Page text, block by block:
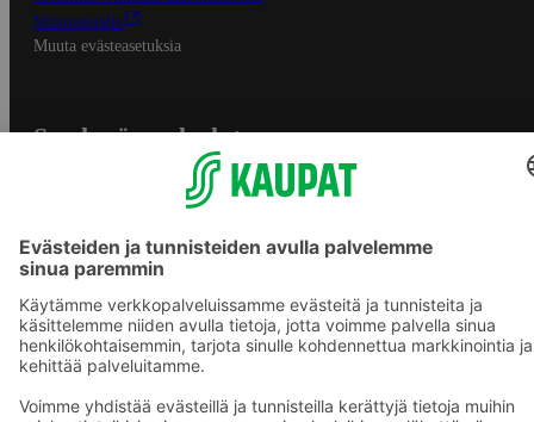
Mainostajalle
Muuta evästeasetuksia
S-ryhmän palvelut
Yhteishyvä Ruoka -sovellus
S-ostoslista -sovellus
Prisma.fi
Sokos.fi
S-Pankki
Sokos Hotels